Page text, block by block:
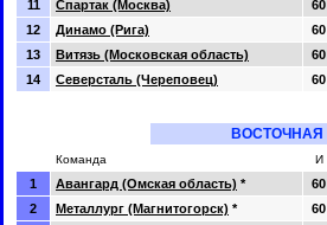
11 Спартак (Москва)
60
12
Динамо (Рига)
60
13
Витязь (Московская область)
60
14
Северсталь (Череповец) 60
Команда И
1 Авангард (Омская область) *
60
2
Металлург (Магнитогорск) *
60